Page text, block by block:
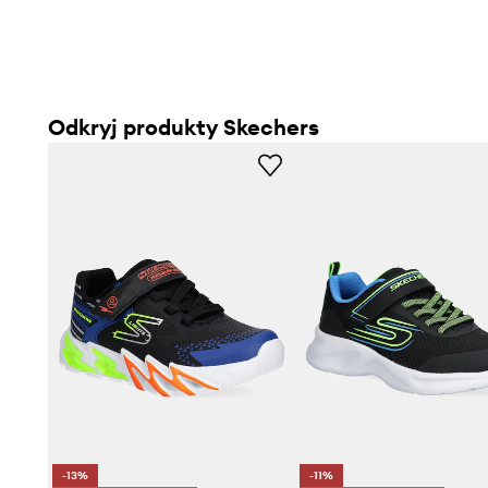
Odkryj produkty Skechers
-13% -11%